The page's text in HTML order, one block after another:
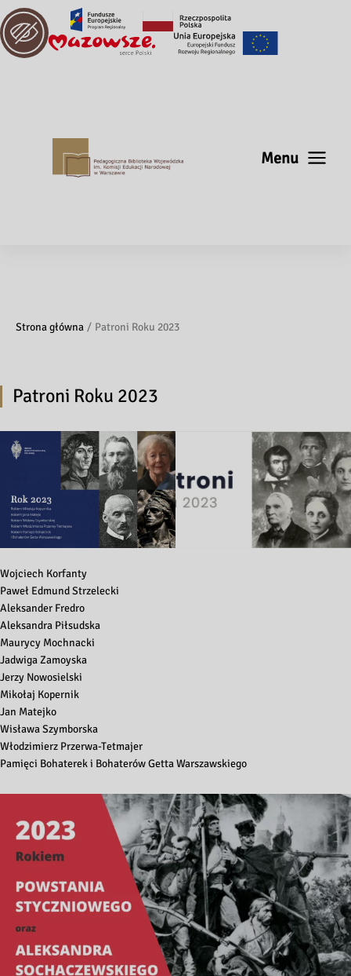
Menu
Strona główna Patroni Roku 2023
Patroni Roku 2023
Wojciech Korfanty
Paweł Edmund Strzelecki
Aleksander Fredro
Aleksandra Piłsudska
Maurycy Mochnacki
Jadwiga Zamoyska
Jerzy Nowosielski
Mikołaj Kopernik
Jan Matejko
Wisława Szymborska
Włodzimierz Przerwa-Tetmajer
Pamięci Bohaterek i Bohaterów Getta Warszawskiego